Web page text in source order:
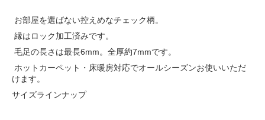
お部屋を選ばない控えめなチェック柄。
縁はロック加工済みです。
毛足の長さは最長6mm。全厚約7mmです。
ホットカーペット・床暖房対応でオールシーズンお使いいただ
けます。
サイズラインナップ